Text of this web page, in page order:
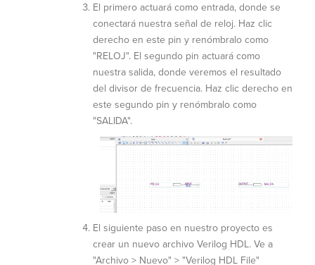
El primero actuará como entrada, donde se
conectará nuestra señal de reloj. Haz clic
derecho en este pin y renómbralo como
"RELOJ". El segundo pin actuará como
nuestra salida, donde veremos el resultado
del divisor de frecuencia. Haz clic derecho en
este segundo pin y renómbralo como
"SALIDA".
El siguiente paso en nuestro proyecto es
crear un nuevo archivo Verilog HDL. Ve a
"Archivo > Nuevo" > "Verilog HDL File"